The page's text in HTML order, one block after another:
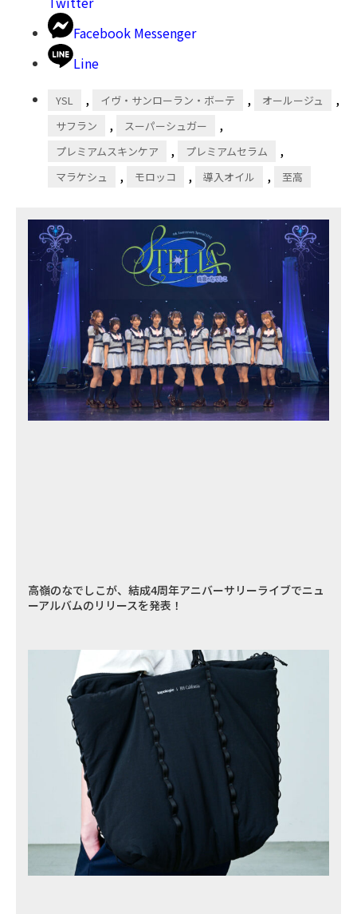
Facebook Messenger
Line
YSL , イヴ・サンローラン・ボーテ , オールージュ ,
サフラン , スーパーシュガー ,
プレミアムスキンケア , プレミアムセラム ,
マラケシュ , モロッコ , 導入オイル , 至高
高嶺のなでしこが、結成4周年アニバーサリーライブでニュ
ーアルバムのリリースを発表！